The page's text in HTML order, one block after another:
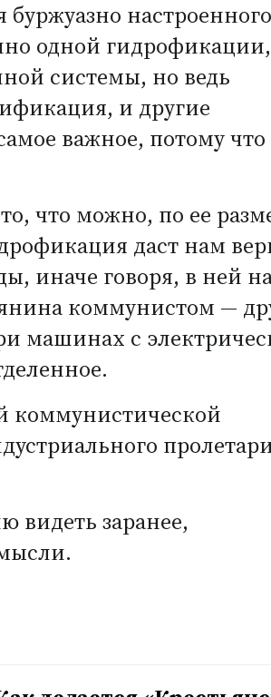
настроенного
одной гидрофикации,
системы, но ведь
и другие
важное, потому что
что можно, по ее
даст нам
иначе говоря, в ней
коммунистом —
машинах с
коммунистической
видеть заранее,